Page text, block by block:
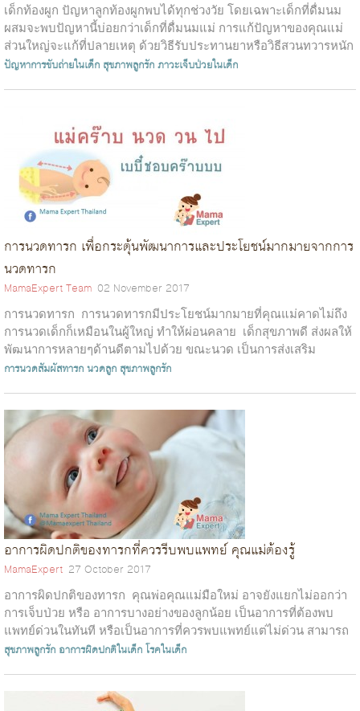
เด็กท้องผูก ปัญหาลูกท้องผูกพบได้ทุกช่วงวัย โดยเฉพาะเด็กที่ดื่มนม
ผสมจะพบปัญหานี้บ่อยกว่าเด็กที่ดื่มนมแม่ การแก้ปัญหาของคุณแม่
ส่วนใหญ่จะแก้ที่ปลายเหตุ ด้วยวิธีรับประทานยาหรือวิธีสวนทวารหนัก
จึงทำให้เ...
ปัญหาการขับถ่ายในเด็ก สุขภาพลูกรักภาวะเจ็บป่วยในเด็ก
การนวดทารก เพื่อกระตุ้นพัฒนาการและประโยชน์มากมายจากการ
นวดทารก
MamaExpert Team 02 November 2017
การนวดทารก การนวดทารกมีประโยชน์มากมายที่คุณแม่คาดไม่ถึง
การนวดเด็กก็เหมือนในผู้ใหญ่ ทำให้ผ่อนคลาย เด็กสุขภาพดี ส่งผลให้
พัฒนาการหลายๆด้านดีตามไปด้วย ขณะนวด เป็นการส่งเสริม
พัฒนาการด้านการได...
การนวดสัมผัสทารกนวดลูก สุขภาพลูกรัก
อาการผิดปกติของทารกที่ควรรีบพบแพทย์ คุณแม่ต้องรู้
MamaExpert 27 October 2017
อาการผิดปกติของทารก คุณพ่อคุณแม่มือใหม่ อาจยังแยกไม่ออกว่า
การเจ็บป่วย หรือ อาการบางอย่างของลูกน้อย เป็นอาการที่ต้องพบ
แพทย์ด่วนในทันที หรือเป็นอาการที่ควรพบแพทย์แต่ไม่ด่วน สามารถ
พบแพทย์ในวันถัด...
สุขภาพลูกรัก อาการผิดปกติในเด็กโรคในเด็ก